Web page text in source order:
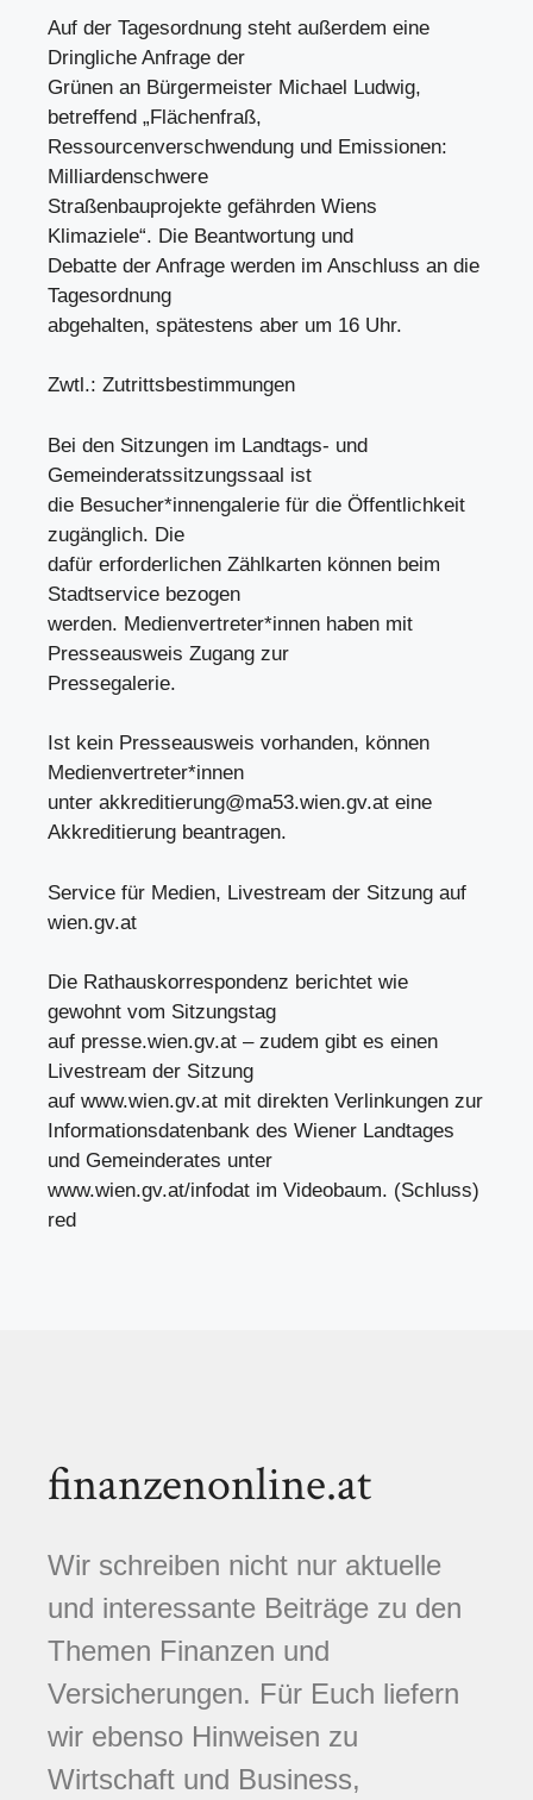
Auf der Tagesordnung steht außerdem eine
Dringliche Anfrage der
Grünen an Bürgermeister Michael Ludwig,
betreffend „Flächenfraß,
Ressourcenverschwendung und Emissionen:
Milliardenschwere
Straßenbauprojekte gefährden Wiens
Klimaziele“. Die Beantwortung und
Debatte der Anfrage werden im Anschluss an die
Tagesordnung
abgehalten, spätestens aber um 16 Uhr.
Zwtl.: Zutrittsbestimmungen
Bei den Sitzungen im Landtags- und
Gemeinderatssitzungssaal ist
die Besucher*innengalerie für die Öffentlichkeit
zugänglich. Die
dafür erforderlichen Zählkarten können beim
Stadtservice bezogen
werden. Medienvertreter*innen haben mit
Presseausweis Zugang zur
Pressegalerie.
Ist kein Presseausweis vorhanden, können
Medienvertreter*innen
unter akkreditierung@ma53.wien.gv.at eine
Akkreditierung beantragen.
Service für Medien, Livestream der Sitzung auf
wien.gv.at
Die Rathauskorrespondenz berichtet wie
gewohnt vom Sitzungstag
auf presse.wien.gv.at – zudem gibt es einen
Livestream der Sitzung
auf www.wien.gv.at mit direkten Verlinkungen zur
Informationsdatenbank des Wiener Landtages
und Gemeinderates unter
www.wien.gv.at/infodat im Videobaum. (Schluss)
red
finanzenonline.at
Wir schreiben nicht nur aktuelle
und interessante Beiträge zu den
Themen Finanzen und
Versicherungen. Für Euch liefern
wir ebenso Hinweisen zu
Wirtschaft und Business,